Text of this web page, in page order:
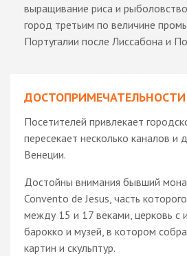
выращивание риса и
город третьим по величине
Португалии после Лиссабона и
Посетителей привлекает
пересекает несколько каналов и
Венеции.
Достойны внимания бывший
Convento de Jesus, часть
между 15 и 17 веками, церковь с
барокко и музей, в котором
картин и скульптур.